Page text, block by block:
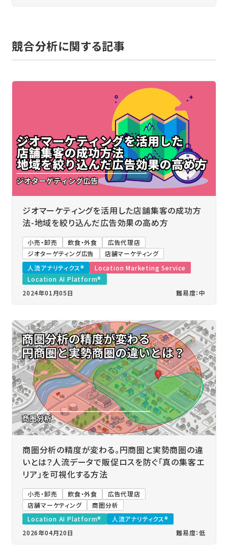
競合分析に関する記事
ジオマーケティングを活用した店舗集客の成功方
法-地域を絞り込んだ広告効果の高め方
小売・卸売 飲食・外食
広告代理店
ジオターゲティング広告
店舗マーケティング
人流アナリティクス®
Location Marketing Service
Location AI Platform®
2024年01月05日
難易度：中
商圏分析の精度が変わる。円商圏と実勢商圏の違
いとは？人流データで販促ロスを防ぐ「真の集客エ
リア」を可視化する方法
小売・卸売 飲食・外食
広告代理店
店舗マーケティング
商圏分析
Location AI Platform®
人流アナリティクス®
2026年04月20日
難易度：低